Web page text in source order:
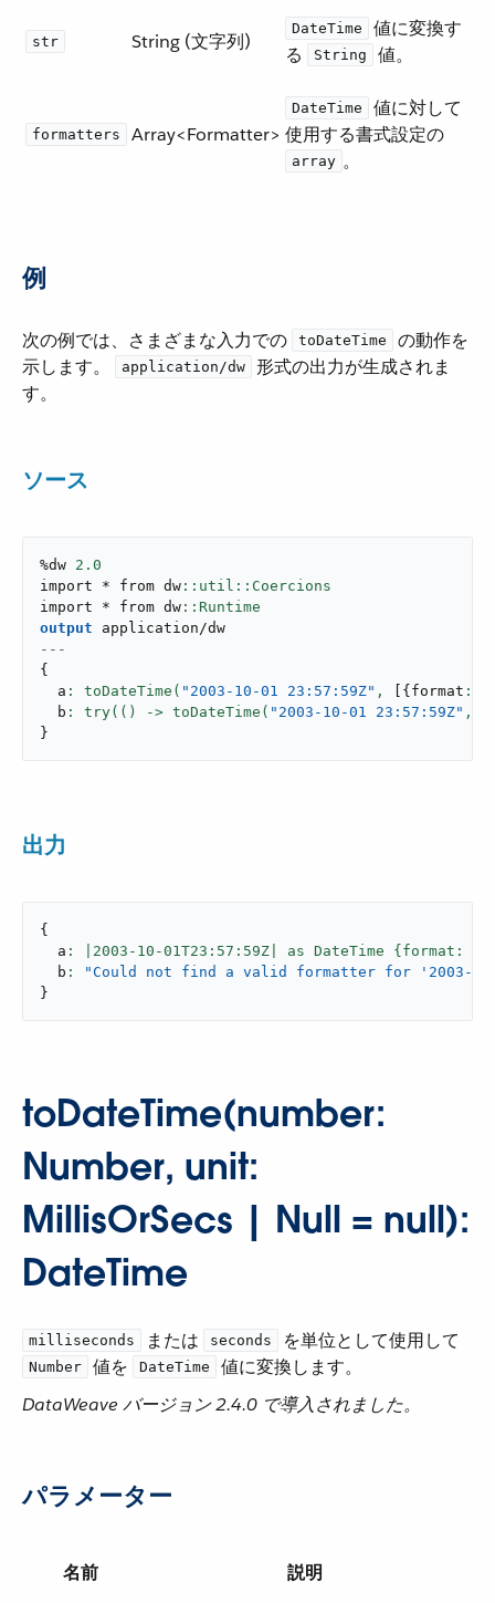
str String (文字列)
DateTime
​ 値に変換す
る ​
String ​ 値。
formatters Array<Formatter>
DateTime
​ 値に対して
使用する書式設定の ​
array ​。
例
次の例では、さまざまな入力での ​ toDateTime
​ の動作を
示します。
application/dw
​ 形式の出力が生成されま
す。
ソース
%dw 2.0
import * from dw
import * from dw
output
application/dw
---
{
  a
: toDateTime( "2003-10-01 23:57:59Z" , { format :
  b
: try(() -> toDateTime( "2003-10-01 23:57:59Z" ,
}
出力
{
  a
: | 2003 - 10 -01T23: 57 :59Z| as DateTime {format:
  b
:
"Could not find a valid formatter for '2003-
}
toDateTime(number:
Number, unit:
MillisOrSecs | Null = null):
DateTime
milliseconds ​ または ​ seconds ​ を単位として使用して ​
Number ​ 値を ​ DateTime
​ 値に変換します。
DataWeave バージョン 2.4.0 で導入されました。
パラメーター
名前 説明